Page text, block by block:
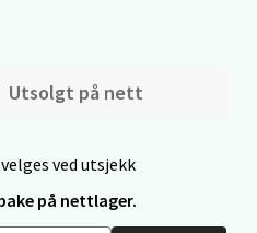
Utsolgt på nett
ved utsjekk
på nettlager.